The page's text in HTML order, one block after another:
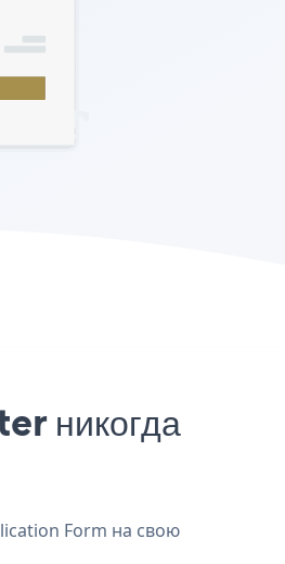
никогда
Form на свою